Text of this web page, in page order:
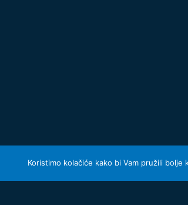
Koristimo kolačiće kako bi Vam pružili